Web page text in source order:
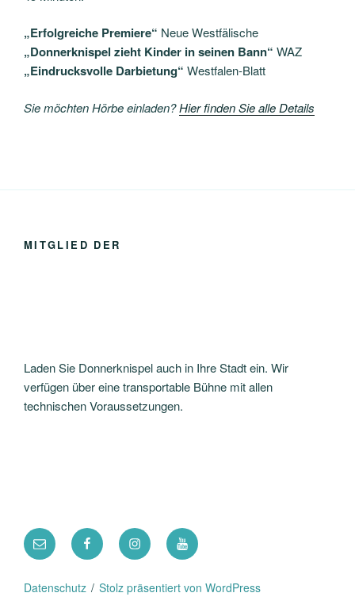
„Erfolgreiche Premiere“ Neue Westfälische
„Donnerknispel zieht Kinder in seinen Bann“ WAZ
„Eindrucksvolle Darbietung“ Westfalen-Blatt
Sie möchten Hörbe einladen?Hier finden Sie alle Details
MITGLIED DER
Laden Sie Donnerknispel auch in Ihre Stadt ein. Wir
verfügen über eine transportable Bühne mit allen
technischen Voraussetzungen.
E-
Mail
FacebookInstagramYouTube
Datenschutz Stolz präsentiert von WordPress